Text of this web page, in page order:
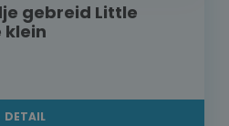
gebreid Little
klein
DETAIL